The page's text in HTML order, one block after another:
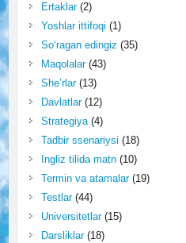
Ertaklar(2)
Yoshlar ittifoqi (1)
So‘ragan edingiz (35)
Maqolalar(43)
She’rlar(13)
Davlatlar(12)
Strategiya(4)
Tadbir ssenariysi (18)
Ingliz tilida matn(10)
Termin va atamalar(19)
Testlar(44)
Universitetlar(15)
Darsliklar(18)